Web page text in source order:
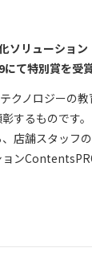
ソリューショ
て特別賞を受
クノロジーの
するものです
店舗スタッフ
ン